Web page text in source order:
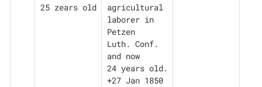
25 zears old
agricultural
laborer in
Petzen
Luth. Conf.
and now
24 years old.
+27 Jan 1850